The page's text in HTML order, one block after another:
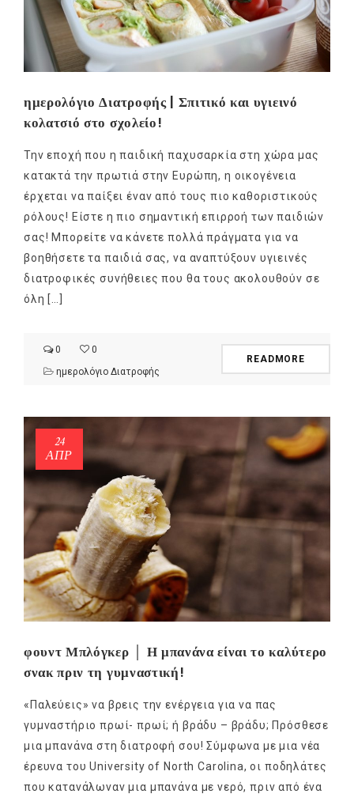
ημερολόγιο Διατροφής | Σπιτικό και υγιεινό
κολατσιό στο σχολείο!
Την εποχή που η παιδική παχυσαρκία στη χώρα μας
κατακτά την πρωτιά στην Ευρώπη, η οικογένεια
έρχεται να παίξει έναν από τους πιο καθοριστικούς
ρόλους! Είστε η πιο σημαντική επιρροή των παιδιών
σας! Μπορείτε να κάνετε πολλά πράγματα για να
βοηθήσετε τα παιδιά σας, να αναπτύξουν υγιεινές
διατροφικές συνήθειες που θα τους ακολουθούν σε
όλη […]
0
0
ημερολόγιο Διατροφής
READMORE
24
ΑΠΡ
φουντ Μπλόγκερ │ Η μπανάνα είναι το καλύτερο
σνακ πριν τη γυμναστική!
«Παλεύεις» να βρεις την ενέργεια για να πας
γυμναστήριο πρωί- πρωί; ή βράδυ – βράδυ; Πρόσθεσε
μια μπανάνα στη διατροφή σου! Σύμφωνα με μια νέα
έρευνα του University of North Carolina, οι ποδηλάτες
που κατανάλωναν μια μπανάνα με νερό, πριν από ένα